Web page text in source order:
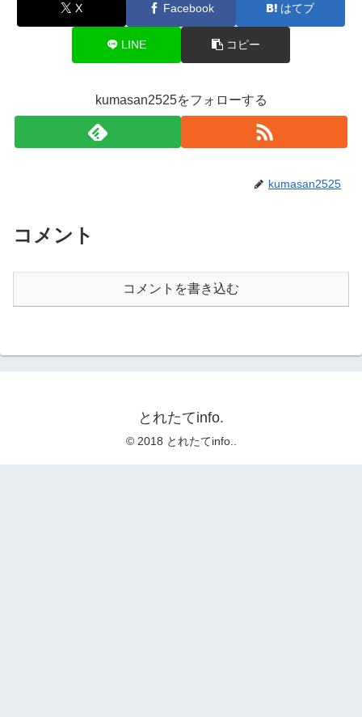
X Facebook はてブ
LINE コピー
kumasan2525をフォローする
kumasan2525
コメント
コメントを書き込む
とれたてinfo.
© 2018 とれたてinfo..